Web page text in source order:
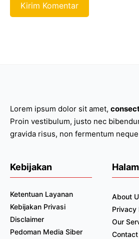
Lorem ipsum dolor sit amet,
Proin vestibulum, justo nec
gravida risus, non fermentum
Kebijakan
Ketentuan Layanan
Kebijakan Privasi
Disclaimer
Pedoman Media Siber
About
Privacy
Our
Contact